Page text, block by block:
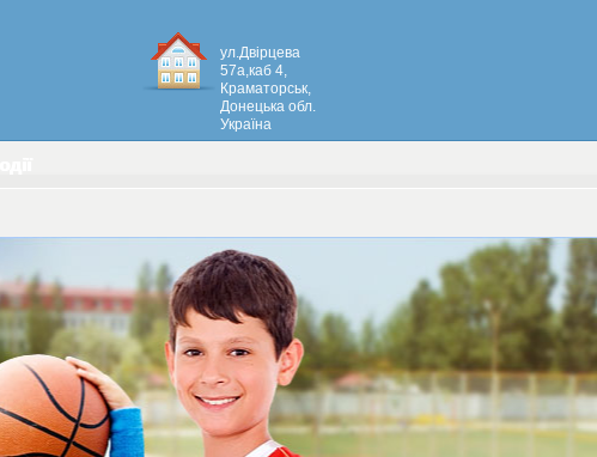
ул.Двірцева
57а,каб 4,
Краматорськ,
Донецька обл.
Україна